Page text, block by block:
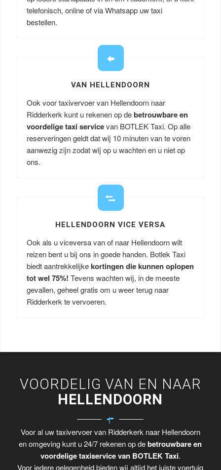
telefonisch, online of via Whatsapp uw taxi
bestellen.
VAN HELLENDOORN
Ook voor taxivervoer van Hellendoorn naar
Ridderkerk kunt u rekenen op debetrouwbare en
voordelige taxi servicevan BOTLEK Taxi. Op alle
reserveringen geldt dat wij 10 minuten van te voren
aanwezig zijn zodat wij op u wachten en u niet op
ons.
HELLENDOORN VICE VERSA
Ook als u viceversa van of naar Hellendoorn wilt
reizen bent u bij ons in goede handen. Botlek Taxi
biedt aantrekkelijkekortingen die kunnen oplopen
tot wel 75%! Tevens wachten wij, in de meeste
gevallen, geheel gratis om u weer terug naar
Ridderkerk te vervoeren.
VOORDELIG VAN EN NAAR
HELLENDOORN
Voor al uw taxivervoer van Ridderkerk naar Hellendoorn
en omgeving kunt u 24/7 rekenen op debetrouwbare en
voordelige taxiservice van BOTLEK Taxi.
Voor iedere gelegenheid bieden wij altijd het juiste voertuig